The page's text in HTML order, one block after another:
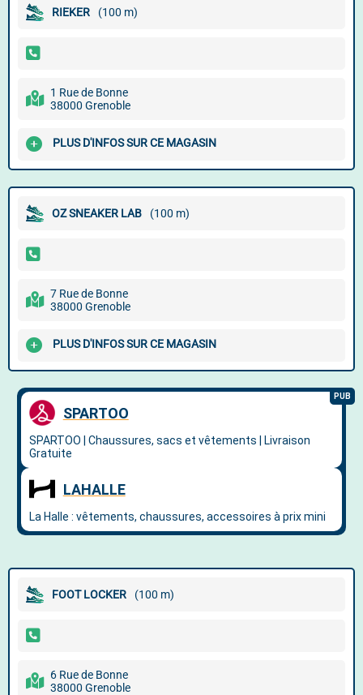
RIEKER (100 m)
1 Rue de Bonne
38000 Grenoble
PLUS D'INFOS SUR CE MAGASIN
OZ SNEAKER LAB (100 m)
7 Rue de Bonne
38000 Grenoble
PLUS D'INFOS SUR CE MAGASIN
FOOT LOCKER (100 m)
6 Rue de Bonne
38000 Grenoble